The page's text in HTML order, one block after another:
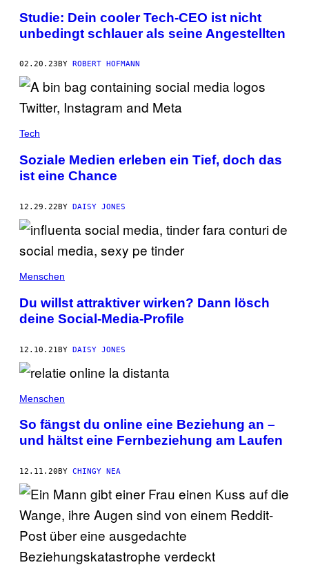
Studie: Dein cooler Tech-CEO ist nicht
unbedingt schlauer als seine Angestellten
02.20.23 BY ROBERT HOFMANN
Tech
Soziale Medien erleben ein Tief, doch das
ist eine Chance
12.29.22BY DAISY JONES
Menschen
Du willst attraktiver wirken? Dann lösch
deine Social-Media-Profile
12.10.21BY DAISY JONES
Menschen
So fängst du online eine Beziehung an –
und hältst eine Fernbeziehung am Laufen
12.11.20 BY CHINGY NEA